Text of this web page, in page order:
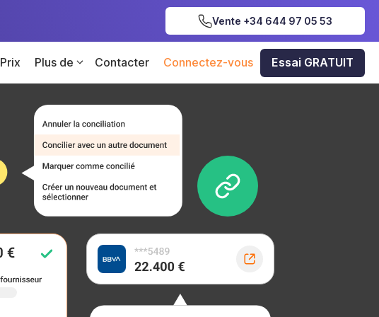
Vente +34 644 97 05 53
Prix Plus de Contacter Connectez-vous Essai GRATUIT